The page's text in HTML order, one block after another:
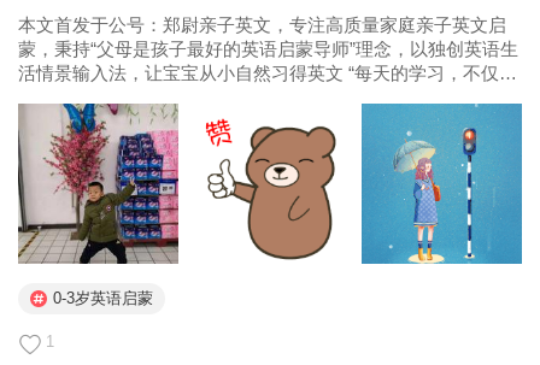
本文首发于公号：郑尉亲子英文，专注高质量家庭亲子英文启
蒙，秉持“父母是孩子最好的英语启蒙导师”理念，以独创英语生
活情景输入法，让宝宝从小自然习得英文 “每天的学习，不仅仅
个月 跟着郑老师学习已有大半年时间了，今天我想分享下“教案
的学习对于...
0-3岁英语启蒙
1